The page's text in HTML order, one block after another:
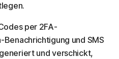
per 2FA-
und SMS
und verschickt,